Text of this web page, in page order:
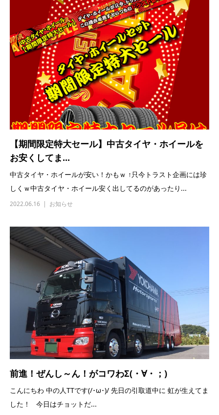
【期間限定特大セール】中古タイヤ・ホイールを
お安くしてま...
中古タイヤ・ホイールが安い！かもｗ ↑只今トラスト企画には珍
しくｗ中古タイヤ・ホイール安く出してるのがあったり...
2022.06.16 お知らせ
前進！ぜんし～ん！がコワわΣ(・∀・；)
こんにちわ 中の人TTです(/･ω･)/ 先日の引取道中に 虹が生えてま
した！ 今日はチョットだ...